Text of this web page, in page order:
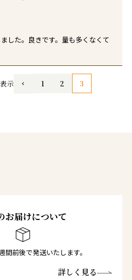
した。良きです。量も多くなくて
示 1 2 3
お届けについて
間前後で発送いたします。
詳しく見る